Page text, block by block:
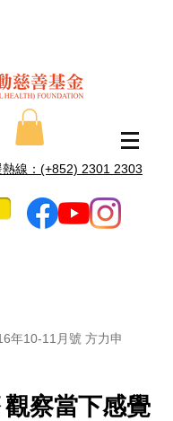
線：​​(+852) 2301 2303
年10-11月號 方力申
察當下感覺